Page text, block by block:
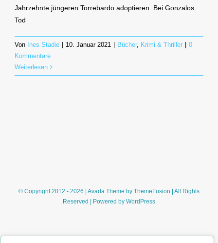
Jahrzehnte jüngeren Torrebardo adoptieren. Bei Gonzalos
Tod
Von Ines Stadie | 10. Januar 2021 | Bücher, Krimi & Thriller | 0
Kommentare
Weiterlesen
© Copyright 2012 - 2026 | Avada Theme by ThemeFusion | All Rights
Reserved | Powered by WordPress